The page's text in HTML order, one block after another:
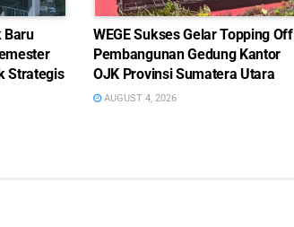
Baru
Strategis
WEGE Sukses Gelar Topping Off
Pembangunan Gedung Kantor
OJK Provinsi Sumatera Utara
AUGUST 4, 2026